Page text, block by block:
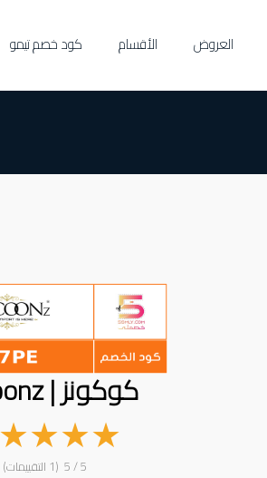
العروض الأقسام كود خصم تيمو
كوكونز | cocoonz
★
★
★
★ 5 / 5 (1 التقييمات)